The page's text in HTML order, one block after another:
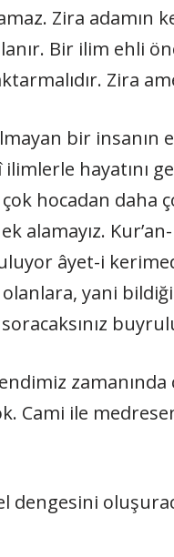
Zira adamın
Bir ilim ehli
Zira
bir insanın
ilimlerle hayatını
hocadan daha
alamayız.
âyet-i
yani
Cami ile
dengesini